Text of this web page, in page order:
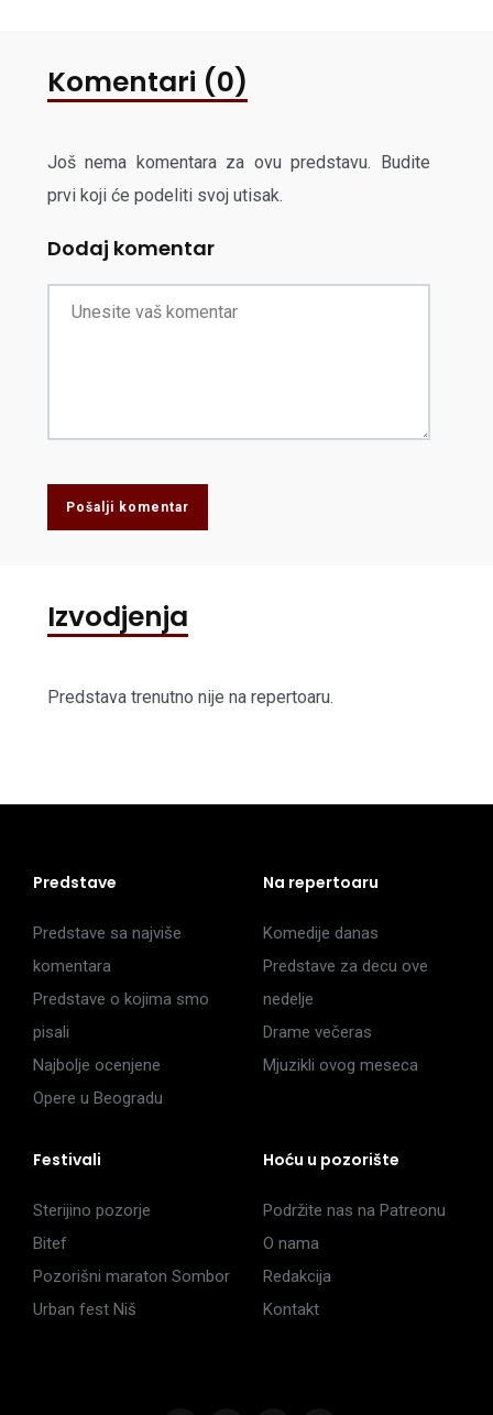
Komentari (0)
Još nema komentara za ovu predstavu. Budite
prvi koji će podeliti svoj utisak.
Dodaj komentar
Pošalji komentar
Izvodjenja
Predstava trenutno nije na repertoaru.
Predstave
Predstave sa najviše
komentara
Predstave o kojima smo
pisali
Najbolje ocenjene
Opere u Beogradu
Na repertoaru
Komedije danas
Predstave za decu ove
nedelje
Drame večeras
Mjuzikli ovog meseca
Festivali
Sterijino pozorje
Bitef
Pozorišni maraton Sombor
Urban fest Niš
Hoću u pozorište
Podržite nas na Patreonu
O nama
Redakcija
Kontakt